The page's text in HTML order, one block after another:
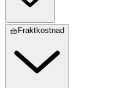
🧺Fraktkostnad